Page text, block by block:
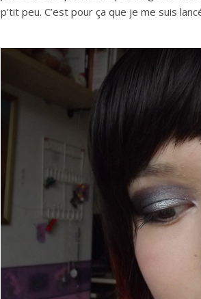
p’tit peu. C’est pour ça que je me suis